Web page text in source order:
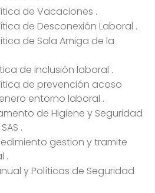
de Vacaciones .
de Desconexión Laboral .
de Sala Amiga de la
de inclusión laboral .
de prevención acoso
entorno laboral .
de Higiene y Seguridad
.
gestion y tramite
.
y Políticas de Seguridad